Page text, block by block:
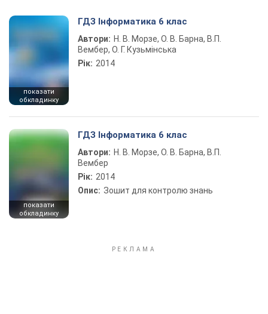
показати
обкладинку
ГДЗ Інформатика 6 клас
Автори: Н. В. Морзе, О. В. Барна, В.П.
Вембер, О. Г. Кузьмінська
Рік: 2014
показати
обкладинку
ГДЗ Інформатика 6 клас
Автори: Н. В. Морзе, О. В. Барна, В.П.
Вембер
Рік: 2014
Опис: Зошит для контролю знань